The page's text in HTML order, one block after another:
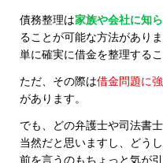
債務整理は家族や会社に知
ることが可能な方法があり
単に確実に借金を整理するこ
ただ、その際は借金問題に
があります。
でも、どの弁護士や司法書
当然だと思いますし、どう
前を言うのもちょっと気が